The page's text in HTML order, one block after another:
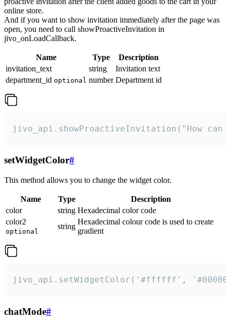
online store.
And if you want to show invitation immediately after the page was
open, you need to call showProactiveInvitation in
jivo_onLoadCallback.
Name Type
Description
invitation_text
string
Invitation text
department_id optional number Department id
jivo_api.showProactiveInvitation("How
setWidgetColor#
This method allows you to change the widget color.
Name Type
Description
color
string Hexadecimal color code
color2
optional
string
Hexadecimal colour code is used to create
gradient
jivo_api.setWidgetColor('#ffffff',
chatMode#